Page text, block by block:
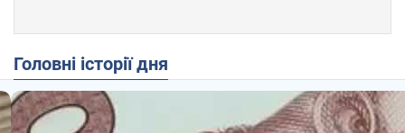
Головні історії дня